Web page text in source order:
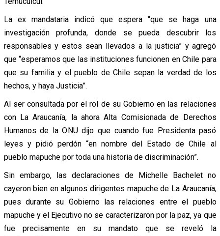
La ex mandataria indicó que espera “que se haga una
investigación profunda, donde se pueda descubrir los
responsables y estos sean llevados a la justicia” y agregó
que “esperamos que las instituciones funcionen en Chile para
que su familia y el pueblo de Chile sepan la verdad de los
hechos, y haya Justicia”.
Al ser consultada por el rol de su Gobierno en las relaciones
con La Araucanía, la ahora Alta Comisionada de Derechos
Humanos de la ONU dijo que cuando fue Presidenta pasó
leyes y pidió perdón “en nombre del Estado de Chile al
pueblo mapuche por toda una historia de discriminación”.
Sin embargo, las declaraciones de Michelle Bachelet no
cayeron bien en algunos dirigentes mapuche de La Araucanía,
pues durante su Gobierno las relaciones entre el pueblo
mapuche y el Ejecutivo no se caracterizaron por la paz, ya que
fue precisamente en su mandato que se reveló la